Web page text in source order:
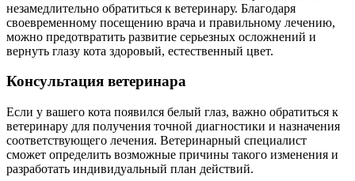
незамедлительно обратиться к ветеринару. Благодаря
своевременному посещению врача и правильному лечению,
можно предотвратить развитие серьезных осложнений и
вернуть глазу кота здоровый, естественный цвет.
Консультация ветеринара
Если у вашего кота появился белый глаз, важно обратиться к
ветеринару для получения точной диагностики и назначения
соответствующего лечения. Ветеринарный специалист
сможет определить возможные причины такого изменения и
разработать индивидуальный план действий.